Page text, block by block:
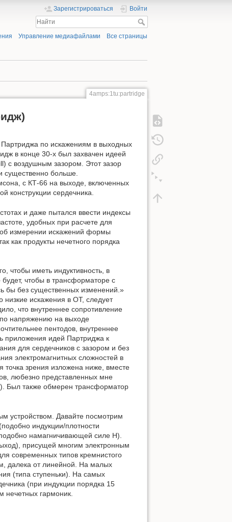
Зарегистрироваться Войти
Управление медиафайлами Все страницы
4amps:1tu:partridge
по искажениям в выходных
в конце 30-х был захвачен идеей
с воздушным зазором. Этот зазор
существенно больше.
с КТ-66 на выходе, включенных
конструкции сердечника.
и даже пытался ввести индексы
удобных при расчете для
измерении искажений формы
как продукты нечетного порядка
чтобы иметь индуктивность, в
чтобы в трансформаторе с
бы без существенных изменений.»
низкие искажения в ОТ, следует
что внутреннее сопротивление
напряжению на выходе
пентодов, внутреннее
приложения идей Партриджа к
для сердечников с зазором и без
электромагнитных сложностей в
точка зрения изложена ниже, вместе
любезно представленных мне
Был также обмерен трансформатор
устройством. Давайте посмотрим
индукции/плотности
намагничивающей силе Н).
присущей многим электронным
современных типов кремнистого
далека от линейной. На малых
(типа ступеньки). На самых
(при индукции порядка 15
нечетных гармоник.